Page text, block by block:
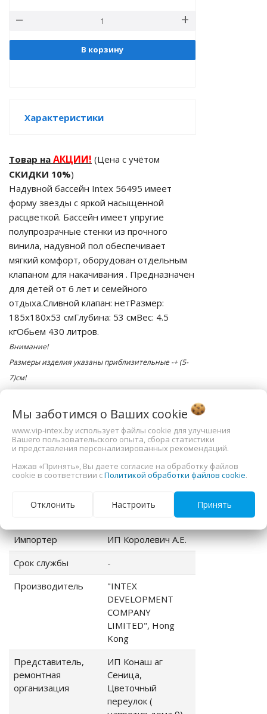
В корзину
Характеристики
Товар на АКЦИИ! (Цена с учётом
СКИДКИ 10%)
Надувной бассейн Intex 56495 имеет
форму звезды с яркой насыщенной
расцветкой. Бассейн имеет упругие
полупрозрачные стенки из прочного
винила, надувной пол обеспечивает
мягкий комфорт, оборудован отдельным
клапаном для накачивания . Предназначен
для детей от 6 лет и семейного
отдыха.Сливной клапан: нетРазмер:
185х180х53 смГлубина: 53 смВес: 4.5
кгОбьем 430 литров.
Внимание!
Размеры изделия указаны приблизительные -+ (5-
7)см!
комплектацию !
характеристики!
Характеристики
Страна-
Китай
Импортер
ИП Королевич А.Е.
Срок службы
-
Производитель
"INTEX
DEVELOPMENT
COMPANY
LIMITED", Hong
Kong
Представитель,
ремонтная
организация
ИП Конаш аг
Сеница,
Цветочный
переулок (
Мы заботимся о Ваших cookie
www.vip-intex.by использует файлы cookie для улучшения
Вашего пользовательского опыта, сбора статистики
и представления персонализированных рекомендаций.
Нажав «Принять», Вы даете согласие на обработку файлов
cookie в соответствии сПолитикой обработки файлов cookie.
Отклонить Настроить Принять